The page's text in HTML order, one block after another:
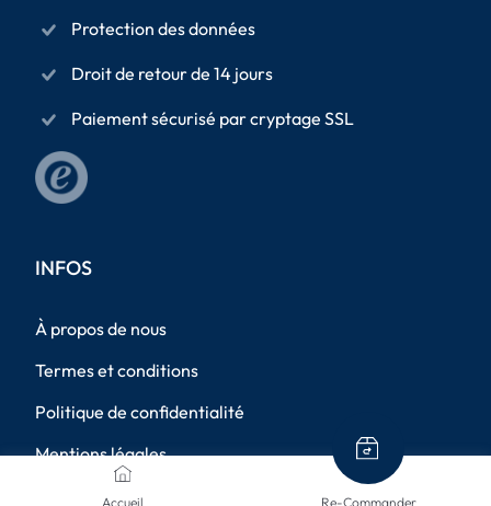
Accueil Re-Commander
Protection des données
Droit de retour de 14 jours
Paiement sécurisé par cryptage SSL
INFOS
À propos de nous
Termes et conditions
Politique de confidentialité
Mentions légales
Méthodes d'expédition